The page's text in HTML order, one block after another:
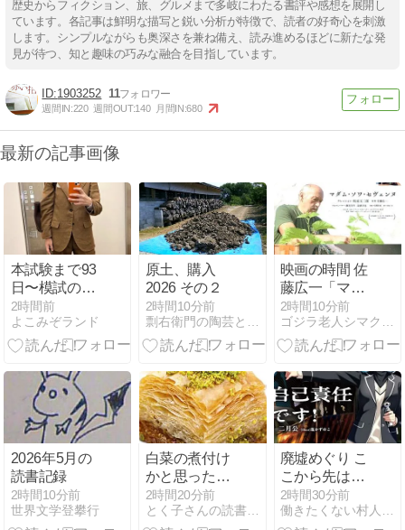
歴史からフィクション、旅、グルメまで多岐にわたる書評や感想を展開し
ています。各記事は鮮明な描写と鋭い分析が特徴で、読者の好奇心を刺激
します。シンプルながらも奥深さを兼ね備え、読み進めるほどに新たな発
見が待つ、知と趣味の巧みな融合を目指しています。
1903252 11
週間IN:220 週間OUT:140 月間IN:680
最新の記事画像
本試験まで93
日〜模試の解
説冊子の活か
し方
2時間前
よこみぞランド
原土、購入
2026 その２
2時間10分前
剽右衛門の陶芸と自転車 ぐるぐる。ＧＯ！ＧＯ！
映画の時間 佐
藤広一「マダ
ム・ソワ・セ
ヴェンヌ」元
町映画館
2時間10分前
ゴジラ老人シマクマ君の日々
2026年5月の
読書記録
2時間10分前
世界文学登攀行
白菜の煮付け
かと思ったら
バクラヴァだ
ったわ。
2時間20分前
とく子さんの読書録。
廃墟めぐり こ
こから先は自
己責任です！
2時間30分前
働きたくない村人のラノベ日記